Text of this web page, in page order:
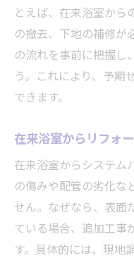
とえば、在来浴室から
の撤去、下地の補修が
の流れを事前に把握し
う。これにより、予期
できます。
在来浴室からリフォ
在来浴室からシステム
の傷みや配管の劣化な
せん。なぜなら、表面
ている場合、追加工事
す。具体的には、現地